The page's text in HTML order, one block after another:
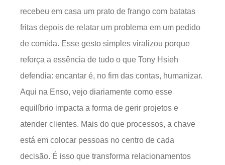
recebeu em casa um prato de frango com batatas
fritas depois de relatar um problema em um pedido
de comida. Esse gesto simples viralizou porque
reforça a essência de tudo o que Tony Hsieh
defendia: encantar é, no fim das contas, humanizar.
Aqui na Enso, vejo diariamente como esse
equilíbrio impacta a forma de gerir projetos e
atender clientes. Mais do que processos, a chave
está em colocar pessoas no centro de cada
decisão. É isso que transforma relacionamentos